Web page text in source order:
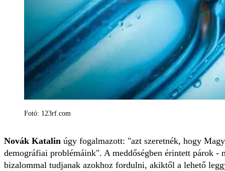
Fotó: 123rf.com
Novák Katalin úgy fogalmazott: "azt szeretnék, hogy
demográfiai problémáink". A meddőségben érintett párok
bizalommal tudjanak azokhoz fordulni, akiktől a lehető